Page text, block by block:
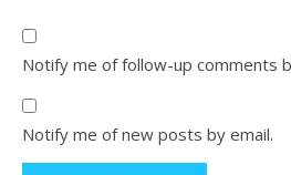
Notify me of follow-up comments
Notify me of new posts by email.